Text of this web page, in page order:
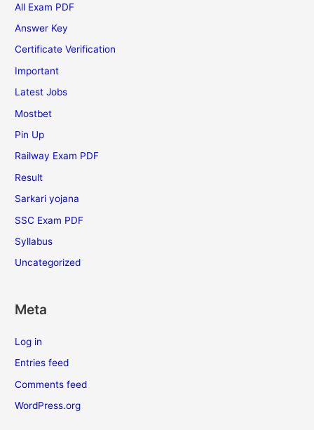
All Exam PDF
Answer Key
Certificate Verification
Important
Latest Jobs
Mostbet
Pin Up
Railway Exam PDF
Result
Sarkari yojana
SSC Exam PDF
Syllabus
Uncategorized
Meta
Log in
Entries feed
Comments feed
WordPress.org